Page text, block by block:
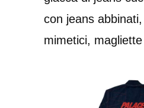
con jeans
mimetici,